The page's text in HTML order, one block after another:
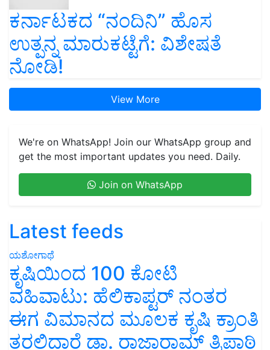
ಕರ್ನಾಟಕದ “ನಂದಿನಿ” ಹೊಸ
ಉತ್ಪನ್ನ ಮಾರುಕಟ್ಟೆಗೆ: ವಿಶೇಷತೆ
ನೋಡಿ!
View More
We're on WhatsApp! Join our WhatsApp group and
get the most important updates you need. Daily.
Join on WhatsApp
Latest feeds
ಯಶೋಗಾಥೆ
ಕೃಷಿಯಿಂದ 100 ಕೋಟಿ
ವಹಿವಾಟು: ಹೆಲಿಕಾಪ್ಟರ್ ನಂತರ
ಈಗ ವಿಮಾನದ ಮೂಲಕ ಕೃಷಿ ಕ್ರಾಂತಿ
ತರಲಿದ್ದಾರೆ ಡಾ. ರಾಜಾರಾಮ್ ತ್ರಿಪಾಠಿ